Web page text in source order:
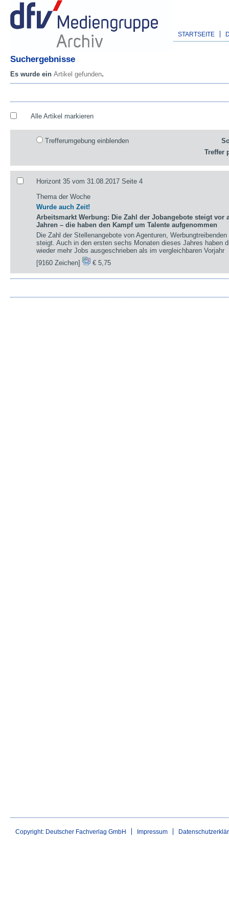
STARTSEITE
Suchergebnisse
Es wurde ein Artikel gefunden.
Alle Artikel markieren
Trefferumgebung einblenden
Treffer
Horizont 35 vom 31.08.2017 Seite 4
Thema der Woche
Wurde auch Zeit!
Arbeitsmarkt Werbung: Die Zahl der Jobangebote steigt vor
Jahren – die haben den Kampf um Talente aufgenommen
Die Zahl der Stellenangebote von Agenturen,
steigt. Auch in den ersten sechs Monaten dieses Jahres haben
wieder mehr Jobs ausgeschrieben als im vergleichbaren Vorjahr
[9160 Zeichen]
€ 5,75
Copyright: Deutscher Fachverlag GmbH Impressum